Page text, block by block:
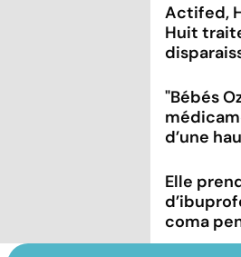
Actifed,
Huit
"Bébés
d’une
Elle
coma